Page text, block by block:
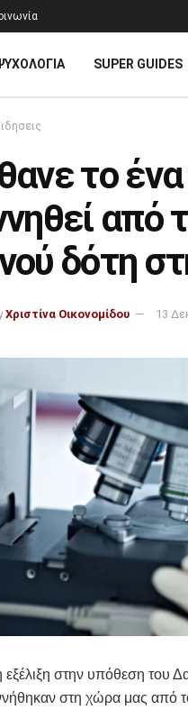
SUPER GUIDES
το ένα
από
δότη
Χριστίνα Οικονομίδου 13
εξέλιξη στην υπόθεση του
στη χώρα μας από το